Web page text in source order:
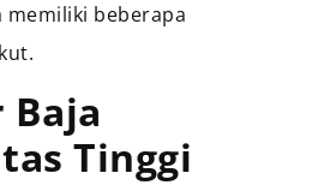
memiliki beberapa
Tinggi